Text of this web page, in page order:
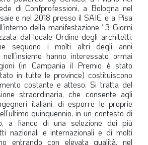
CAMBIA NUMERO expand_more
di Confprofessioni, a Bologna nel
e nel 2018 presso il SAIE, e a Pisa
della manifestazione “3 Giorni
dal locale Ordine degli architetti.
seguono i molti altri degli anni
hanno interessato ormai
(in Campania il Premio è stato
in tutte le province) costituiscono
costante e atteso. Si tratta del
straordinaria, che consente agli
italiani, di esporre le proprie
quinquennio, in un contesto di
a fianco di una selezione dei più
nazionali e internazionali e di molti
entrando con elevata qualità, nel